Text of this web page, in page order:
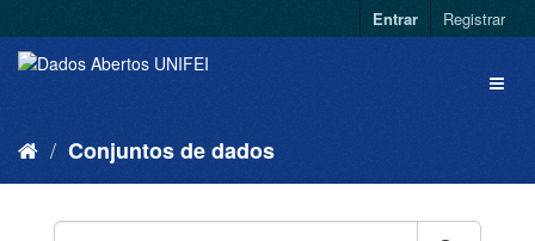
Entrar Registrar
Conjuntos de dados